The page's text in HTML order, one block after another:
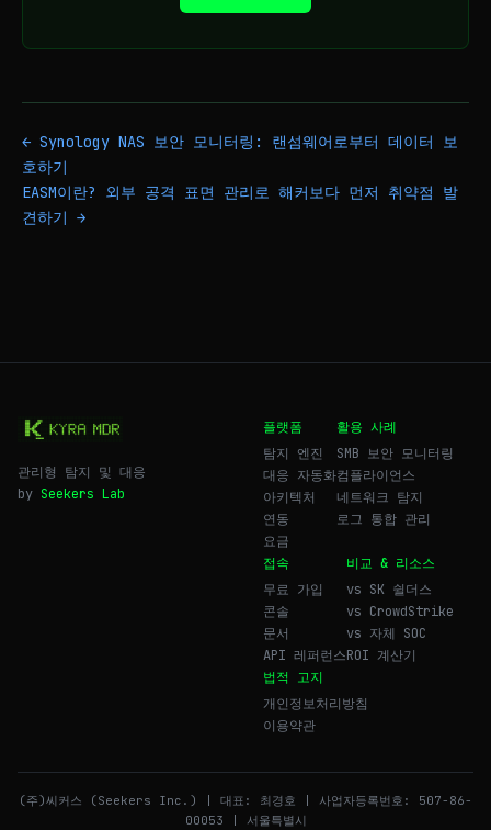
← Synology NAS 보안 모니터링: 랜섬웨어로부터 데이터 보
호하기
EASM이란? 외부 공격 표면 관리로 해커보다 먼저 취약점 발
견하기 →
관리형 탐지 및 대응
by Seekers Lab
플랫폼
탐지 엔진
대응 자동화
아키텍처
연동
요금
활용 사례
SMB 보안 모니터링
컴플라이언스
네트워크 탐지
로그 통합 관리
접속
무료 가입
콘솔
문서
API 레퍼런스
비교 & 리소스
vs SK 쉴더스
vs CrowdStrike
vs 자체 SOC
ROI 계산기
법적 고지
개인정보처리방침
이용약관
(주)씨커스 (Seekers Inc.) | 대표: 최경호 | 사업자등록번호: 507-86-
00053 | 서울특별시